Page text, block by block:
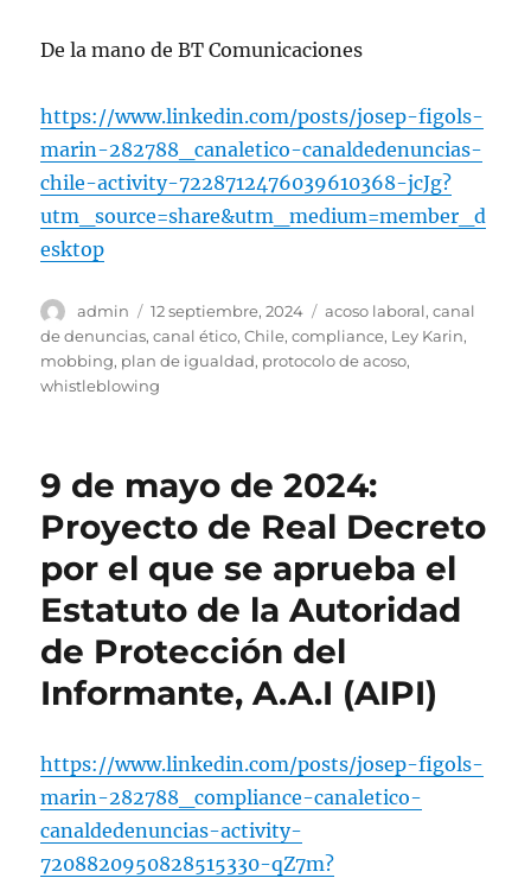
De la mano de BT Comunicaciones
https://www.linkedin.com/posts/josep-figols-
marin-282788_canaletico-canaldedenuncias-
chile-activity-7228712476039610368-jcJg?
utm_source=share&utm_medium=member_d
esktop
Autor
admin
Publicado
el
12 septiembre, 2024 Etiquetas
acoso laboral,canal
de denuncias,canal ético,Chile,compliance, Ley Karin,
mobbing, plan de igualdad, protocolo de acoso,
whistleblowing
9 de mayo de 2024:
Proyecto de Real Decreto
por el que se aprueba el
Estatuto de la Autoridad
de Protección del
Informante, A.A.I (AIPI)
https://www.linkedin.com/posts/josep-figols-
marin-282788_compliance-canaletico-
canaldedenuncias-activity-
7208820950828515330-qZ7m?